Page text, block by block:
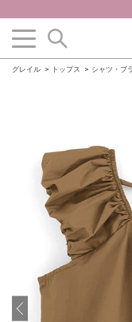
グレイル トップス シャツ・ブ